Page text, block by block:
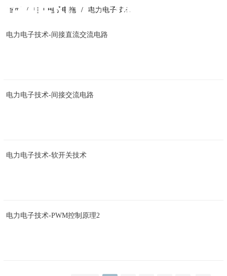
首页 电工电子电拖 电力电子技术
电力电子技术-间接直流交流电路
电力电子技术-间接交流电路
电力电子技术-软开关技术
电力电子技术-PWM控制原理2